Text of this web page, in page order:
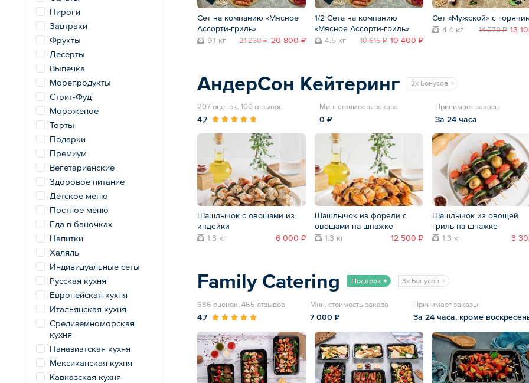
Пироги
Завтраки
Фрукты
Десерты
Выпечка
Морепродукты
Стрит-Фуд
Мороженое
Торты
Подарки
Премиум
Вегетарианские
Здоровое питание
Детское меню
Постное меню
Еда в баночках
Напитки
Халяль
Индивидуальные сеты
Русская кухня
Европейская кухня
Итальянская кухня
Средиземноморская
кухня
Паназиатская кухня
Мексиканская кухня
Кавказская кухня
Сет на компанию «Мясное
Ассорти-гриль»
9.1 кг
21 230 ₽ 20 800 ₽
1/2 Сета на компанию
«Мясное Ассорти-гриль»
4.5 кг
10 615 ₽ 10 400 ₽
Сет «Мужской» с
4.4 кг
14 570 ₽ 13
АндерСон Кейтеринг 3x Бонусов
207 оценок, 100 отзывов
4,7
Мин. стоимость заказа
0 ₽
Принимает заказы
За 24 часа
Шашлычок с овощами из
индейки
1.3 кг
6 000 ₽
Шашлычок из форели с
овощами на шпажке
1.3 кг
12 500 ₽
Шашлычок из овощей
гриль на шпажке
1.3 кг
3
Family Catering Подарок 3x Бонусов
686 оценок, 465 отзывов
4,7
Мин. стоимость заказа
7 000 ₽
Принимает заказы
За 24 часа, кроме